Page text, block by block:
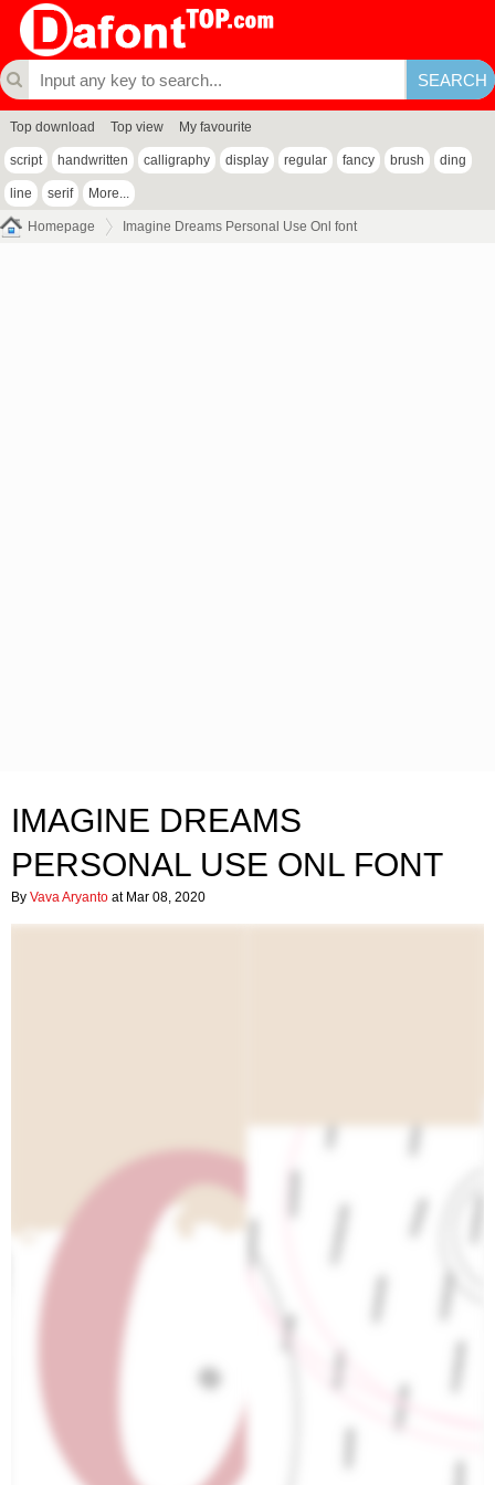
Top download Top view My favourite
script handwritten calligraphy display regular fancy brush ding
line serif More...
Homepage Imagine Dreams Personal Use Onl font
IMAGINE DREAMS
PERSONAL USE ONL FONT
By Vava Aryanto at Mar 08, 2020